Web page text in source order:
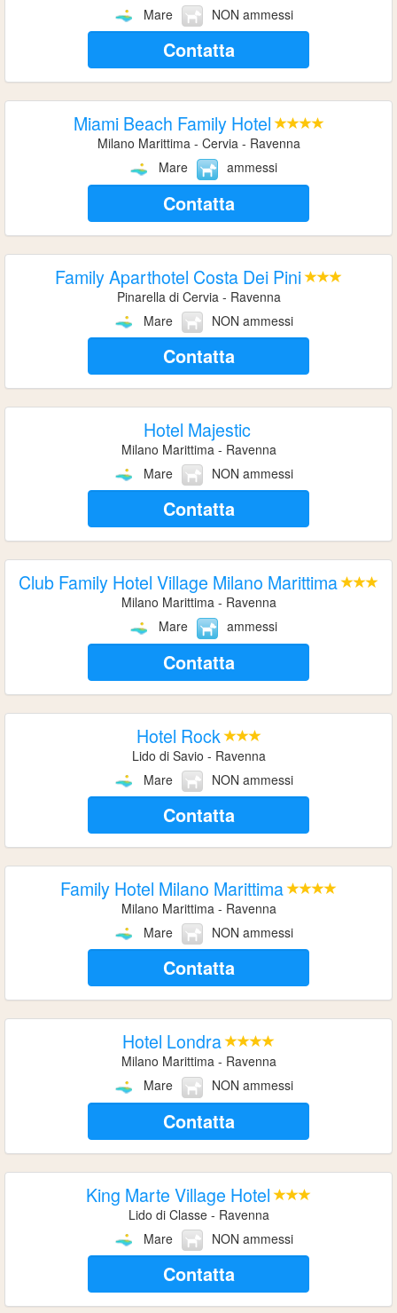
Mare
NON ammessi
Contatta
Miami Beach Family Hotel
Milano Marittima - Cervia - Ravenna
Mare
ammessi
Contatta
Family Aparthotel Costa Dei Pini
Pinarella di Cervia - Ravenna
Mare
NON ammessi
Contatta
Hotel Majestic
Milano Marittima - Ravenna
Mare
NON ammessi
Contatta
Club Family Hotel Village Milano Marittima
Milano Marittima - Ravenna
Mare
ammessi
Contatta
Hotel Rock
Lido di Savio - Ravenna
Mare
NON ammessi
Contatta
Family Hotel Milano Marittima
Milano Marittima - Ravenna
Mare
NON ammessi
Contatta
Hotel Londra
Milano Marittima - Ravenna
Mare
NON ammessi
Contatta
King Marte Village Hotel
Lido di Classe - Ravenna
Mare
NON ammessi
Contatta